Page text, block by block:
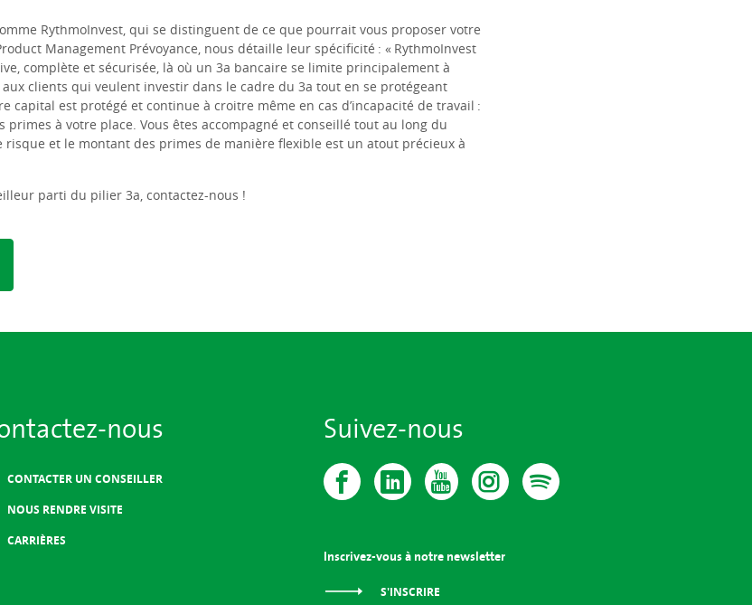
RythmoInvest, qui se distinguent de ce que pourrait vous proposer votre
Management Prévoyance, nous détaille leur spécificité : « RythmoInvest
complète et sécurisée, là où un 3a bancaire se limite principalement à
clients qui veulent investir dans le cadre du 3a tout en se protégeant
capital est protégé et continue à croitre même en cas d’incapacité de travail :
à votre place. Vous êtes accompagné et conseillé tout au long du
risque et le montant des primes de manière flexible est un atout précieux à
parti du pilier 3a, contactez-nous !
nous
CONTACTER UN CONSEILLER
NOUS RENDRE VISITE
CARRIÈRES
Suivez-nous
Inscrivez-vous à notre newsletter
S'INSCRIRE